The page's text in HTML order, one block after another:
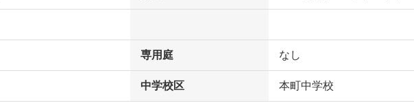
専用庭 なし
中学校区 本町中学校